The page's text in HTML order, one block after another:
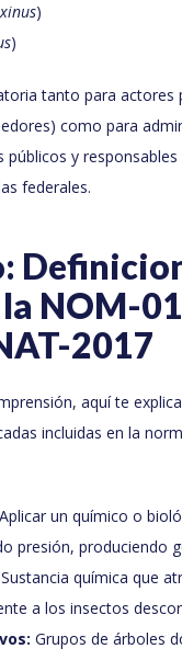
)
)
tanto para actores
como para
y responsables
federales.
la NOM-
2017
aquí te
incluidas en la
Aplicar un químico o
presión, produciendo
Sustancia química que
a los insectos
Grupos de árboles